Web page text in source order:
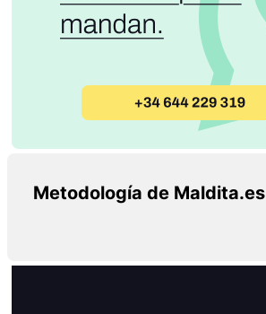
Metodología de Maldita.es